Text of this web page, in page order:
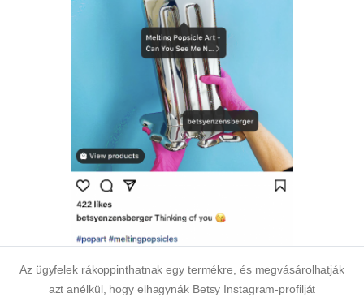
Az ügyfelek rákoppinthatnak egy termékre, és megvásárolhatják
azt anélkül, hogy elhagynák Betsy Instagram-profilját